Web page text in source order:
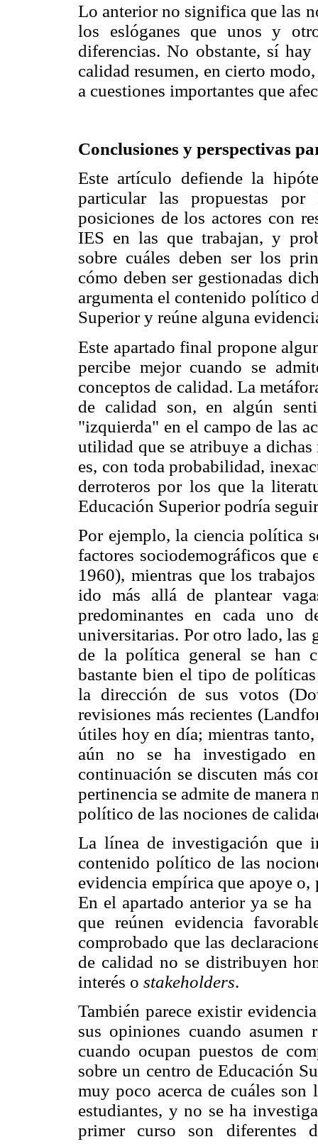
Lo anterior no significa que las
los eslóganes que unos y
diferencias. No obstante, sí
calidad resumen, en cierto
a cuestiones importantes que
Conclusiones y perspectivas
Este artículo defiende la
particular las propuestas
posiciones de los actores con
IES en las que trabajan, y
sobre cuáles deben ser los
cómo deben ser gestionadas
argumenta el contenido político
Superior y reúne alguna
Este apartado final propone
percibe mejor cuando se
conceptos de calidad. La
de calidad son, en algún
"izquierda" en el campo de las
utilidad que se atribuye a
es, con toda probabilidad,
derroteros por los que la
Educación Superior podría
Por ejemplo, la ciencia política
factores sociodemográficos
1960), mientras que los
ido más allá de plantear
predominantes en cada uno
universitarias. Por otro lado, las
de la política general se han
bastante bien el tipo de
la dirección de sus votos
revisiones más recientes
útiles hoy en día; mientras
aún no se ha investigado
continuación se discuten más
pertinencia se admite de
político de las nociones de
La línea de investigación que
contenido político de las
evidencia empírica que apoye
En el apartado anterior ya se
que reúnen evidencia
comprobado que las
de calidad no se distribuyen
interés o stakeholders.
También parece existir
sus opiniones cuando asumen
cuando ocupan puestos de
sobre un centro de Educación
muy poco acerca de cuáles
estudiantes, y no se ha
primer curso son diferentes